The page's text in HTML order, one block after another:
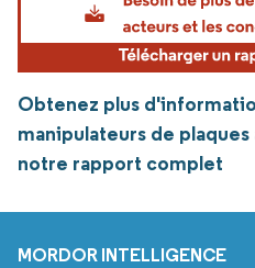
Obtenez plus
manipulateurs de
notre rapport complet
MORDOR INTELLIGENCE